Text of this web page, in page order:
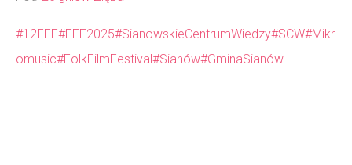
#12FFF#FFF2025#SianowskieCentrumWiedzy#SCW#Mikr
omusic#FolkFilmFestival#Sianów#GminaSianów